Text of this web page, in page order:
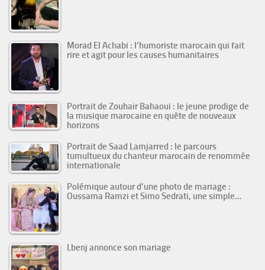
Morad El Achabi : l’humoriste marocain qui fait
rire et agit pour les causes humanitaires
Portrait de Zouhair Bahaoui : le jeune prodige de
la musique marocaine en quête de nouveaux
horizons
Portrait de Saad Lamjarred : le parcours
tumultueux du chanteur marocain de renommée
internationale
Polémique autour d’une photo de mariage :
Oussama Ramzi et Simo Sedrati, une simple…
Lbenj annonce son mariage